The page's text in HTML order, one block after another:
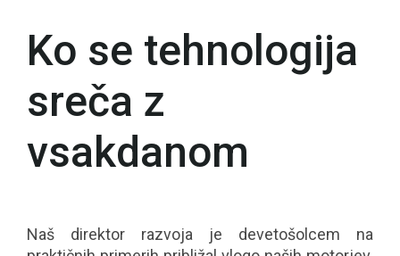
Ko se tehnologija
sreča z
vsakdanom
Naš direktor razvoja je devetošolcem na